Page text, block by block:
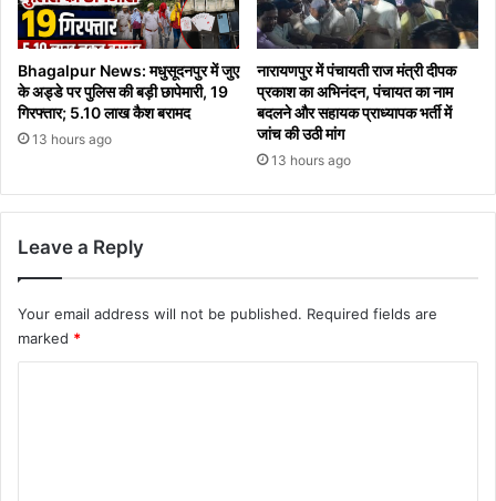
Bhagalpur News: मधुसूदनपुर में जुए
के अड्डे पर पुलिस की बड़ी छापेमारी, 19
गिरफ्तार; 5.10 लाख कैश बरामद
13 hours ago
नारायणपुर में पंचायती राज मंत्री दीपक
प्रकाश का अभिनंदन, पंचायत का नाम
बदलने और सहायक प्राध्यापक भर्ती में
जांच की उठी मांग
13 hours ago
Leave a Reply
Your email address will not be published. Required fields are
marked *